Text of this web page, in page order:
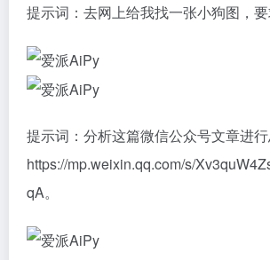
提示词：去网上给我找一张小狗图，要
提示词：分析这篇微信公众号文章进行
https://mp.weixin.qq.com/s/
qA。